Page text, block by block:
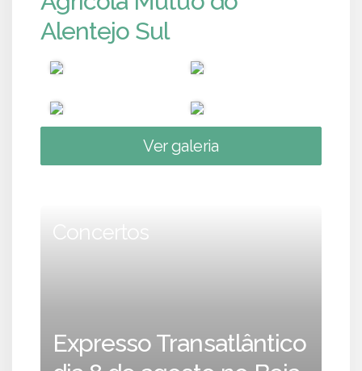
Alentejo Sul
Ver galeria
Concertos
Expresso Transatlântico